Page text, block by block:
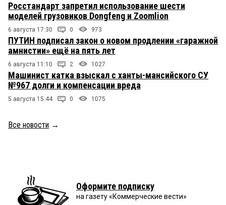
Росстандарт запретил использование шести
моделей грузовиков Dongfeng и Zoomlion
6 августа 17:30 0 973
ПУТИН подписал закон о новом продлении «гаражной
амнистии» ещё на пять лет
6 августа 11:10 2 1027
Машинист катка взыскал с ханты-мансийского СУ
№967 долги и компенсации вреда
5 августа 15:44 0 1075
Все новости →
Оформите подписку
на газету «Коммерческие вести»